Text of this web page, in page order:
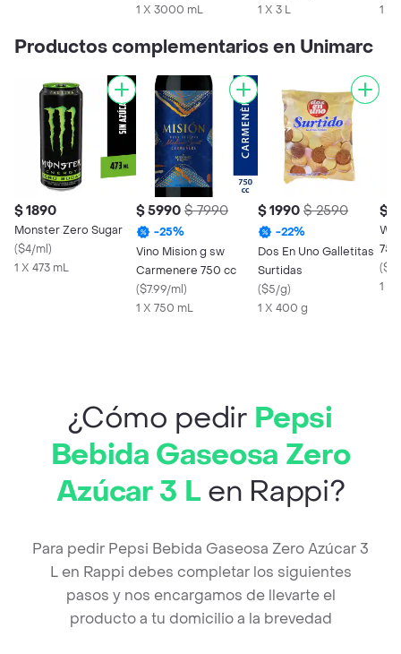
1 X 3000 mL
1 X 3 L
1 X
Productos complementarios en Unimarc
$ 1890
Monster Zero Sugar
($4/ml)
1 X 473 mL
$ 5990 $ 7990
-25%
Vino Mision g sw
Carmenere 750 cc
($7.99/ml)
1 X 750 mL
$ 1990 $ 2590
-22%
Dos En Uno Galletitas
Surtidas
($5/g)
1 X 400 g
$
(
1 X
¿Cómo pedir Pepsi
Bebida Gaseosa Zero
Azúcar 3 L en Rappi?
Para pedir Pepsi Bebida Gaseosa Zero Azúcar 3
L en Rappi debes completar los siguientes
pasos y nos encargamos de llevarte el
producto a tu domicilio a la brevedad